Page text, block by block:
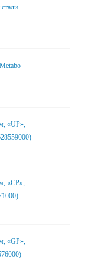
«UP»,
«CP»,
«GP»,